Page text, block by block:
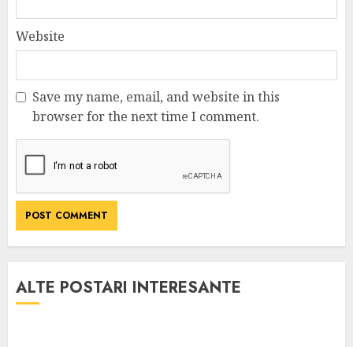
Website
Save my name, email, and website in this
browser for the next time I comment.
ALTE POSTARI INTERESANTE